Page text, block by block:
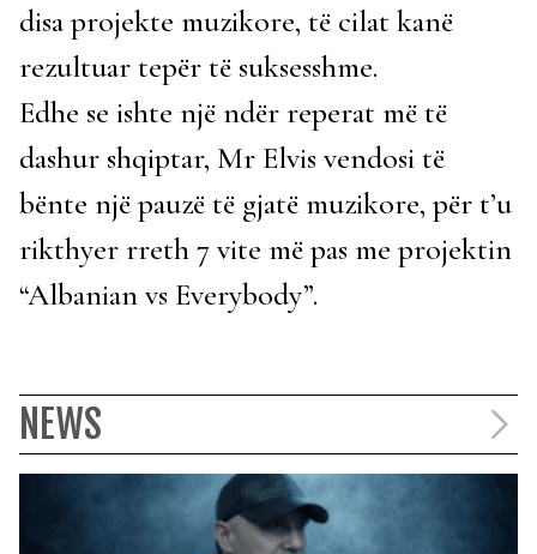
disa projekte muzikore, të cilat kanë
rezultuar tepër të suksesshme.
Edhe se ishte një ndër reperat më të
dashur shqiptar, Mr Elvis vendosi të
bënte një pauzë të gjatë muzikore, për t’u
rikthyer rreth 7 vite më pas me projektin
“Albanian vs Everybody”.
NEWS